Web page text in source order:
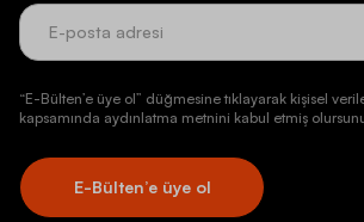
“E-Bülten’e üye ol” düğmesine tıklayarak kişisel
kapsamında aydınlatma metnini kabul etmiş
E-Bülten’e üye ol